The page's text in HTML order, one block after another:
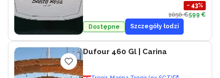
− 43%
1050 €599 €
Dostępne
Szczegóły łodzi
Dufour 460 Gl | Carina